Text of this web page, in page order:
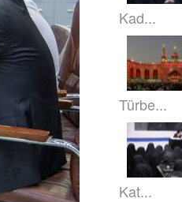
Kad...
Türbe...
Kat...